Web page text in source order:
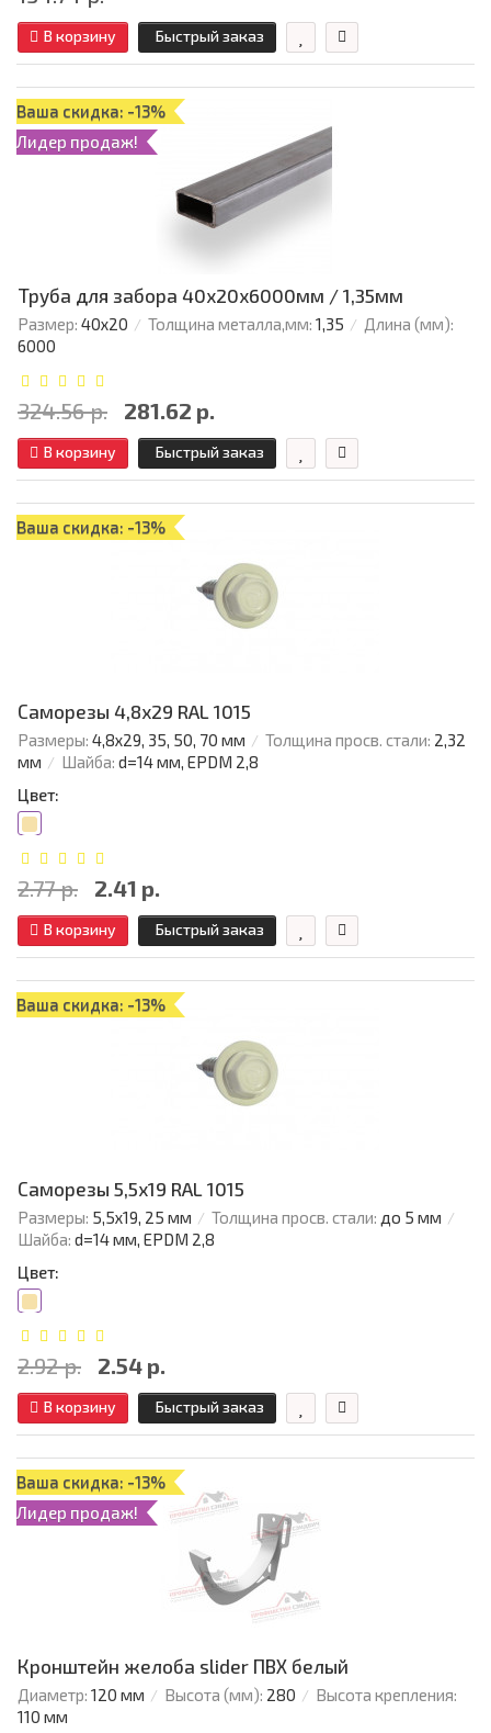
В корзину Быстрый заказ
Ваша скидка: -13%
Лидер продаж!
Труба для забора 40х20x6000мм / 1,35мм
Размер: 40х20 Толщина металла,мм: 1,35
Длина (мм):
6000
324.56 р. 281.62 р.
В корзину Быстрый заказ
Ваша скидка: -13%
Саморезы 4,8х29 RAL 1015
Размеры: 4,8х29, 35, 50, 70 мм Толщина просв. стали: 2,32
мм
Шайба: d=14 мм, EPDM 2,8
Цвет:
2.77 р. 2.41 р.
В корзину Быстрый заказ
Ваша скидка: -13%
Саморезы 5,5х19 RAL 1015
Размеры: 5,5х19, 25 мм Толщина просв. стали: до 5 мм
Шайба: d=14 мм, EPDM 2,8
Цвет:
2.92 р. 2.54 р.
В корзину Быстрый заказ
Ваша скидка: -13%
Лидер продаж!
Кронштейн желоба slider ПВХ белый
Диаметр: 120 мм Высота (мм): 280
Высота крепления:
110 мм